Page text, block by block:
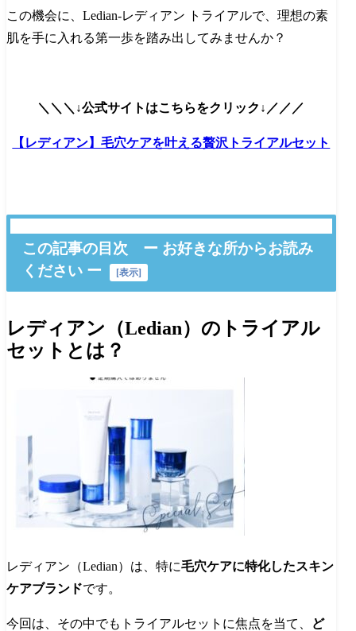
この機会に、Ledian-レディアン トライアルで、理想の素
肌を手に入れる第一歩を踏み出してみませんか？
＼＼＼↓公式サイトはこちらをクリック↓／／／
【レディアン】毛穴ケアを叶える贅沢トライアルセット
この記事の目次 ー お好きな所からお読み
ください ー
[表示]
レディアン（Ledian）のトライアル
セットとは？
レディアン（Ledian）は、特に毛穴ケアに特化したスキン
ケアブランドです。
今回は、その中でもトライアルセットに焦点を当て、
ど